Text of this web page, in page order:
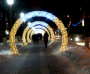
Торговые центры